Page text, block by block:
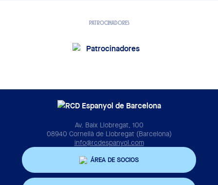
PATROCINADORES
Av. Baix Llobregat, 100
08940 Cornellà de Llobregat (Barcelona)
info@rcdespanyol.com
ÁREA DE SOCIOS